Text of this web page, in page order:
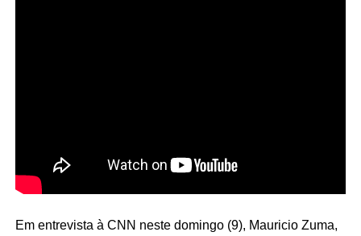
Em entrevista à CNN neste domingo (9), Mauricio Zuma,